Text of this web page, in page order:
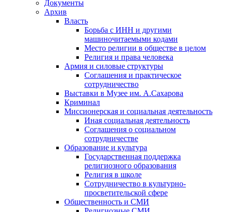
Документы
Архив
Власть
Борьба с ИНН и другими
машиночитаемыми кодами
Место религии в обществе в целом
Религия и права человека
Армия и силовые структуры
Соглашения и практическое
сотрудничество
Выставки в Музее им. А.Сахарова
Криминал
Миссионерская и социальная деятельность
Иная социальная деятельность
Соглашения о социальном
сотрудничестве
Образование и культура
Государственная поддержка
религиозного образования
Религия в школе
Сотрудничество в культурно-
просветительской сфере
Общественность и СМИ